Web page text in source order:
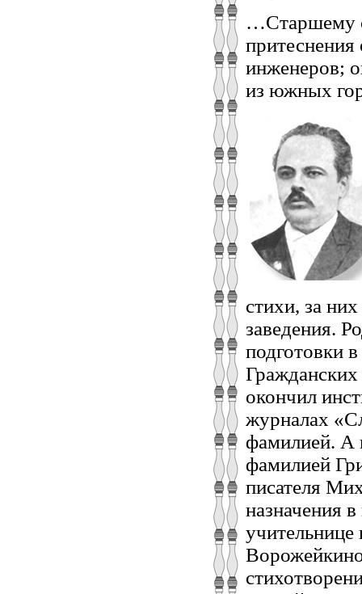
…Старшему
притеснения
инженеров;
из южных
стихи, за
заведения.
подготовки
окончил
журналах
фамилией. А
фамилией
писателя
назначения